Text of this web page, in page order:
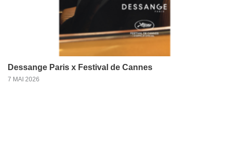
Dessange Paris x Festival de Cannes
7 MAI 2026